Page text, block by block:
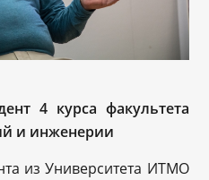
4 курса факультета
и инженерии
из Университета ИТМО